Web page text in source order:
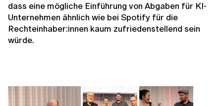
dass eine mögliche Einführung von Abgaben für KI-
Unternehmen ähnlich wie bei Spotify für die
Rechteinhaber:innen kaum zufriedenstellend sein
würde.